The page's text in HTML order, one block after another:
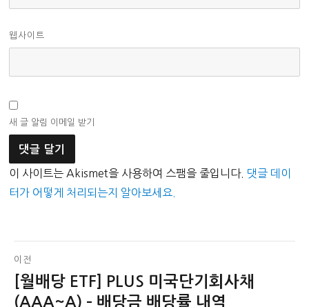
웹사이트
새 글 알림 이메일 받기
이 사이트는 Akismet을 사용하여 스팸을 줄입니다. 댓글 데이
터가 어떻게 처리되는지 알아보세요.
글
탐
이전
이
전
[월배당 ETF] PLUS 미국단기회사채
(AAA~A) – 배당금 배당률 내역